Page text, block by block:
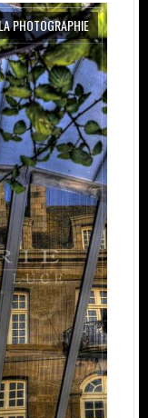
PHOTOGRAPHIE